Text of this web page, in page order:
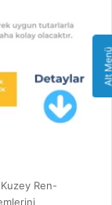
Ren-
Alt